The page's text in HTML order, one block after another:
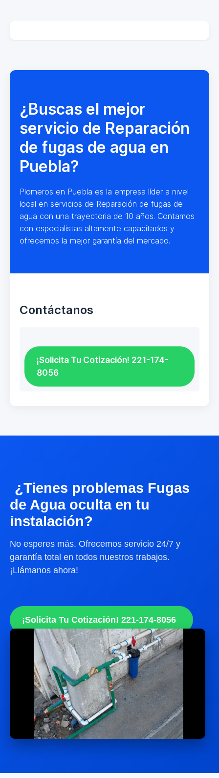
¿Buscas el mejor
servicio de Reparación
de fugas de agua en
Puebla?
Plomeros en Puebla es la empresa líder a nivel
local en servicios de Reparación de fugas de
agua con una trayectoria de 10 años. Contamos
con especialistas altamente capacitados y
ofrecemos la mejor garantía del mercado.
Contáctanos
¡Solicita Tu Cotización! 221-174-
8056
¿Tienes problemas Fugas
de Agua oculta en tu
instalación?
No esperes más. Ofrecemos servicio 24/7 y
garantía total en todos nuestros trabajos.
¡Llámanos ahora!
¡Solicita Tu Cotización! 221-174-8056